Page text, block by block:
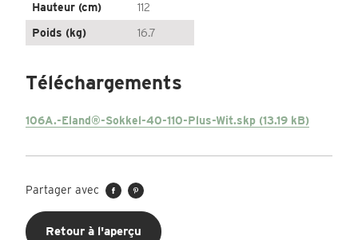
Hauteur (cm)
112
Poids (kg)
16.7
Téléchargements
106A.-Eland®-Sokkel-40-110-Plus-Wit.skp (13.19 kB)
Partager avec
Retour à l'aperçu